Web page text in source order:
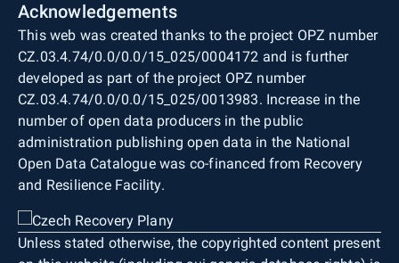
Acknowledgements
This web was created thanks to the project OPZ number
CZ.03.4.74/0.0/0.0/15_025/0004172 and is further
developed as part of the project OPZ number
CZ.03.4.74/0.0/0.0/15_025/0013983. Increase in the
number of open data producers in the public
administration publishing open data in the National
Open Data Catalogue was co-financed from Recovery
and Resilience Facility.
Unless stated otherwise, the copyrighted content present